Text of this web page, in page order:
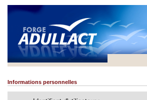
Informations personnelles